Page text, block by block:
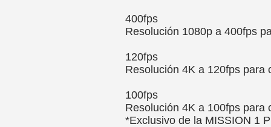
400fps
Resolución 1080p a 400fps
120fps
Resolución 4K a 120fps para
100fps
Resolución 4K a 100fps para
*Exclusivo de la MISSION 1